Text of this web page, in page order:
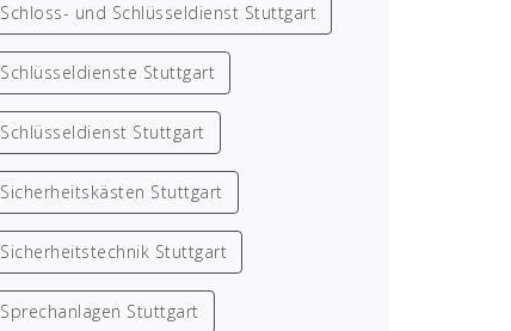
Schloss- und Schlüsseldienst Stuttgart
Schlüsseldienste Stuttgart
Schlüsseldienst Stuttgart
Sicherheitskästen Stuttgart
Sicherheitstechnik Stuttgart
Sprechanlagen Stuttgart